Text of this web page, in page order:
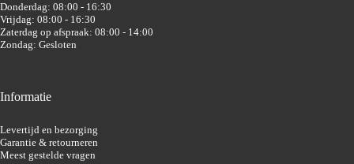
Donderdag: 08:00 - 16:30
Vrijdag: 08:00 - 16:30
Zaterdag op afspraak: 08:00 - 14:00
Zondag: Gesloten
Informatie
Levertijd en bezorging
Garantie & retourneren
Meest gestelde vragen